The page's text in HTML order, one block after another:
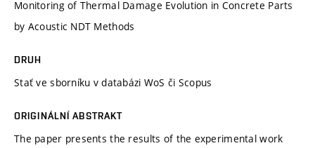
Monitoring of Thermal Damage Evolution in Concrete Parts
by Acoustic NDT Methods
DRUH
Stať ve sborníku v databázi WoS či Scopus
ORIGINÁLNÍ ABSTRAKT
The paper presents the results of the experimental work